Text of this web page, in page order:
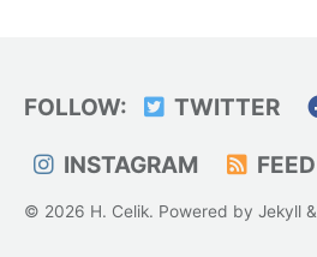
FOLLOW: TWITTER
INSTAGRAM FEED
© 2026 H. Celik. Powered by Jekyll &